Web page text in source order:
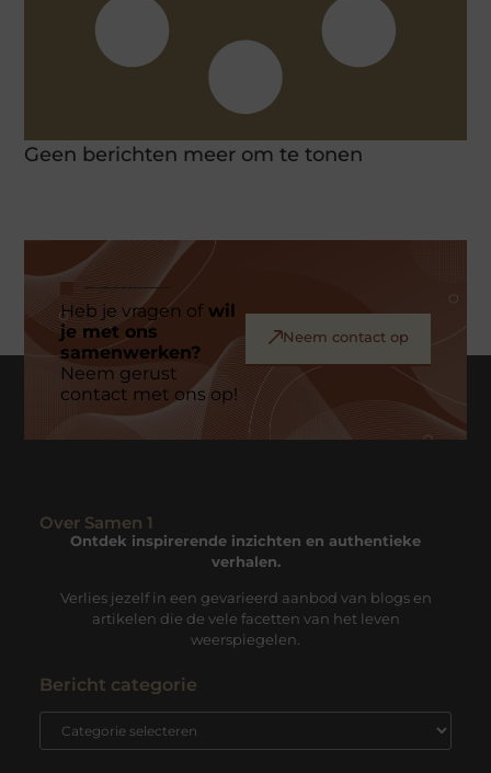
Geen berichten meer om te tonen
Heb je vragen ofwil
je met ons
samenwerken?
Neem gerust
contact met ons op!
Neem contact op
Over Samen 1
Ontdek inspirerende inzichten en authentieke
verhalen.
Verlies jezelf in een gevarieerd aanbod van blogs en
artikelen die de vele facetten van het leven
weerspiegelen.
Bericht categorie